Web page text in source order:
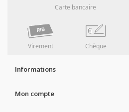
Carte bancaire
Virement Chèque
Informations
Mon compte